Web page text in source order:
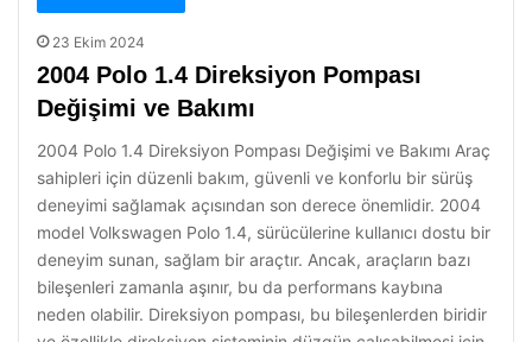
23 Ekim 2024
2004 Polo 1.4 Direksiyon Pompası
Değişimi ve Bakımı
2004 Polo 1.4 Direksiyon Pompası Değişimi ve Bakımı Araç
sahipleri için düzenli bakım, güvenli ve konforlu bir sürüş
deneyimi sağlamak açısından son derece önemlidir. 2004
model Volkswagen Polo 1.4, sürücülerine kullanıcı dostu bir
deneyim sunan, sağlam bir araçtır. Ancak, araçların bazı
bileşenleri zamanla aşınır, bu da performans kaybına
neden olabilir. Direksiyon pompası, bu bileşenlerden biridir